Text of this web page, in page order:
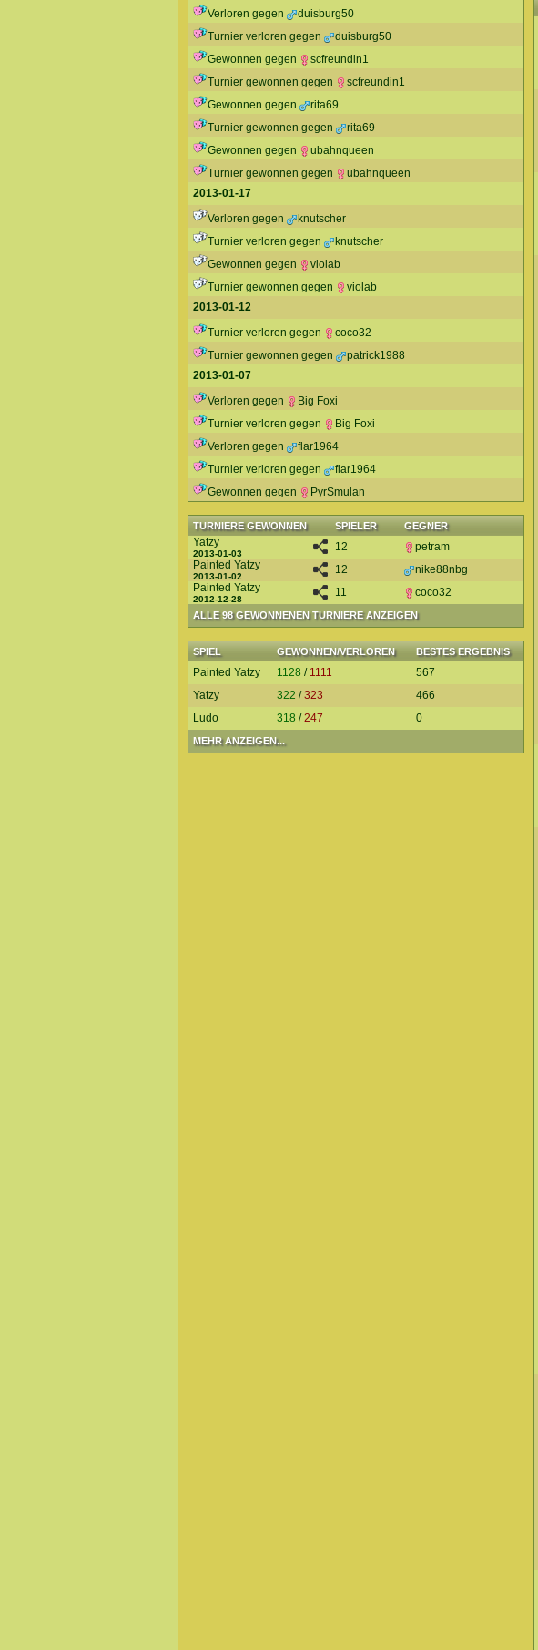
Verloren gegen
duisburg50
Turnier verloren gegen
duisburg50
Gewonnen gegen
scfreundin1
Turnier gewonnen gegen
scfreundin1
Gewonnen gegen
rita69
Turnier gewonnen gegen
rita69
Gewonnen gegen
ubahnqueen
Turnier gewonnen gegen
ubahnqueen
2013-01-17
Verloren gegen
knutscher
Turnier verloren gegen
knutscher
Gewonnen gegen
violab
Turnier gewonnen gegen
violab
2013-01-12
Turnier verloren gegen
coco32
Turnier gewonnen gegen
patrick1988
2013-01-07
Verloren gegen
Big Foxi
Turnier verloren gegen
Big Foxi
Verloren gegen
flar1964
Turnier verloren gegen
flar1964
Gewonnen gegen
PyrSmulan
TURNIERE GEWONNEN SPIELER GEGNER
ALLE 98 GEWONNENEN TURNIERE ANZEIGEN
Yatzy
2013-01-03
12
petram
Painted Yatzy
2013-01-02
12
nike88nbg
Painted Yatzy
2012-12-28
11 coco32
SPIEL GEWONNEN/VERLOREN BESTES ERGEBNIS
MEHR ANZEIGEN...
Painted Yatzy 1128 / 1111
567
Yatzy
322 /323
466
Ludo
318 /247 0